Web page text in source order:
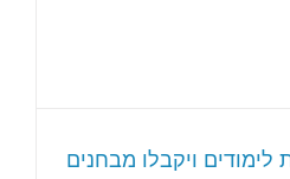
לימודים ויקבלו מבחנים